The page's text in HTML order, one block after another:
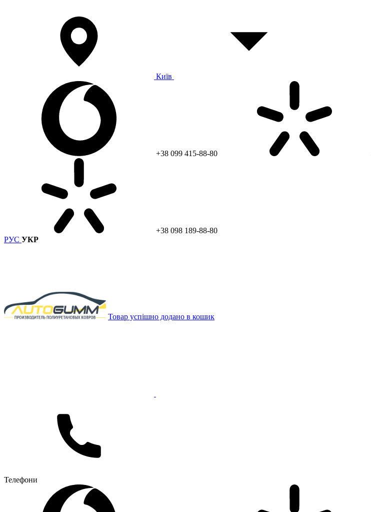
Київ
+38 099 415-88-80
+38 098 189-88-80
РУС УКР
Товар успішно додано в кошик
Телефони